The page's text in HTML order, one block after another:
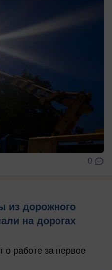
0
из дорожного
на дорогах
о работе за первое